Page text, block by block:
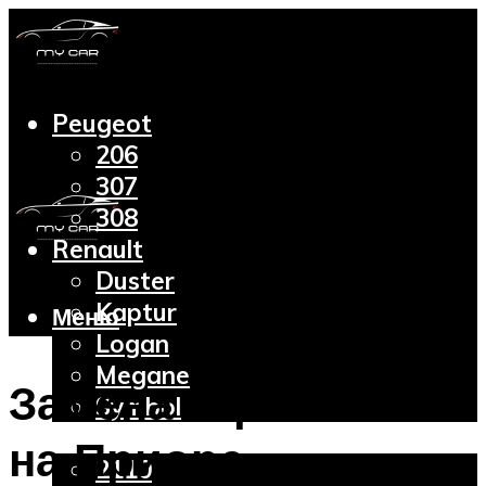
Peugeot
206
307
308
Renault
Duster
Kaptur
Logan
Megane
Symbol
Lada
2110
Меню
Замена термостата
на Приоре –